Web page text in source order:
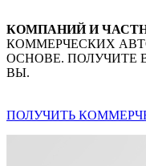
КОМПАНИЙ И
КОММЕРЧЕСКИХ
ОСНОВЕ. ПОЛУЧИТЕ
ВЫ.
ПОЛУЧИТЬ